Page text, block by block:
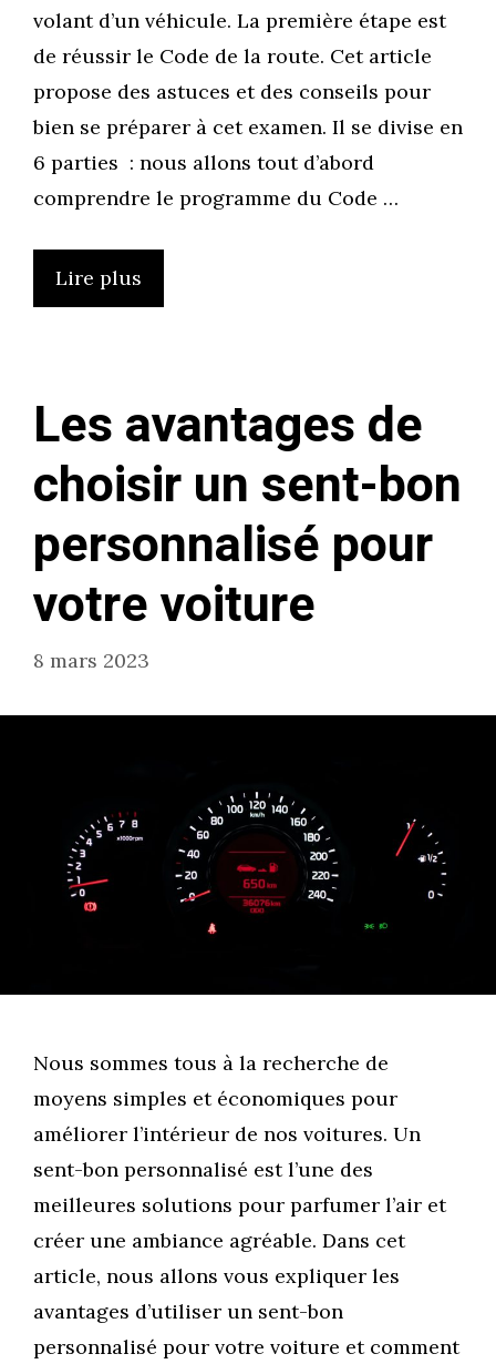
volant d’un véhicule. La première étape est
de réussir le Code de la route. Cet article
propose des astuces et des conseils pour
bien se préparer à cet examen. Il se divise en
6 parties : nous allons tout d’abord
comprendre le programme du Code …
Lire plus
Les avantages de
choisir un sent-bon
personnalisé pour
votre voiture
8 mars 2023
Nous sommes tous à la recherche de
moyens simples et économiques pour
améliorer l’intérieur de nos voitures. Un
sent-bon personnalisé est l’une des
meilleures solutions pour parfumer l’air et
créer une ambiance agréable. Dans cet
article, nous allons vous expliquer les
avantages d’utiliser un sent-bon
personnalisé pour votre voiture et comment